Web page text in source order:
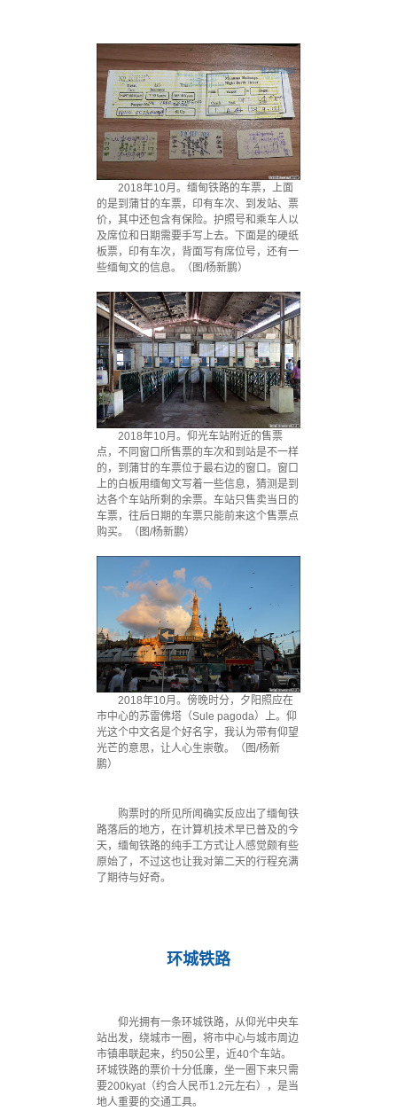
2018年10月。缅甸铁路的车票，上面
的是到蒲甘的车票，印有车次、到发站、票
价，其中还包含有保险。护照号和乘车人以
及席位和日期需要手写上去。下面是的硬纸
板票，印有车次，背面写有席位号，还有一
些缅甸文的信息。（图/杨新鹏）
2018年10月。仰光车站附近的售票
点，不同窗口所售票的车次和到站是不一样
的，到蒲甘的车票位于最右边的窗口。窗口
上的白板用缅甸文写着一些信息，猜测是到
达各个车站所剩的余票。车站只售卖当日的
车票，往后日期的车票只能前来这个售票点
购买。（图/杨新鹏）
2018年10月。傍晚时分，夕阳照应在
市中心的苏雷佛塔（Sule pagoda）上。仰
光这个中文名是个好名字，我认为带有仰望
光芒的意思，让人心生崇敬。（图/杨新
鹏）
购票时的所见所闻确实反应出了缅甸铁
路落后的地方，在计算机技术早已普及的今
天，缅甸铁路的纯手工方式让人感觉颇有些
原始了，不过这也让我对第二天的行程充满
了期待与好奇。
环城铁路
仰光拥有一条环城铁路，从仰光中央车
站出发，绕城市一圈，将市中心与城市周边
市镇串联起来，约50公里，近40个车站。
环城铁路的票价十分低廉，坐一圈下来只需
要200kyat（约合人民币1.2元左右），是当
地人重要的交通工具。